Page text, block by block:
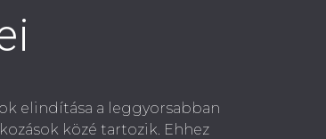
elindítása a leggyorsabban
közé tartozik. Ehhez